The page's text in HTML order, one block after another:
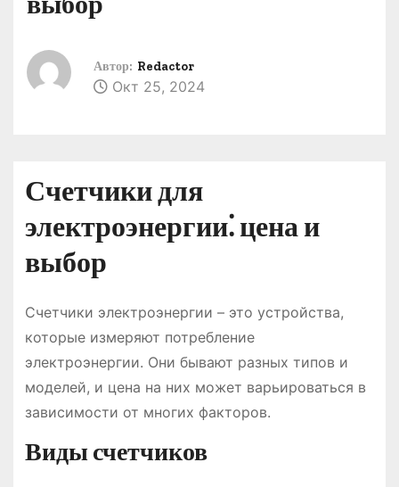
Автор: Redactor
Окт 25, 2024
Счетчики для
электроэнергии⁚ цена и
выбор
Счетчики электроэнергии – это устройства,
которые измеряют потребление
электроэнергии. Они бывают разных типов и
моделей, и цена на них может варьироваться в
зависимости от многих факторов.
Виды счетчиков